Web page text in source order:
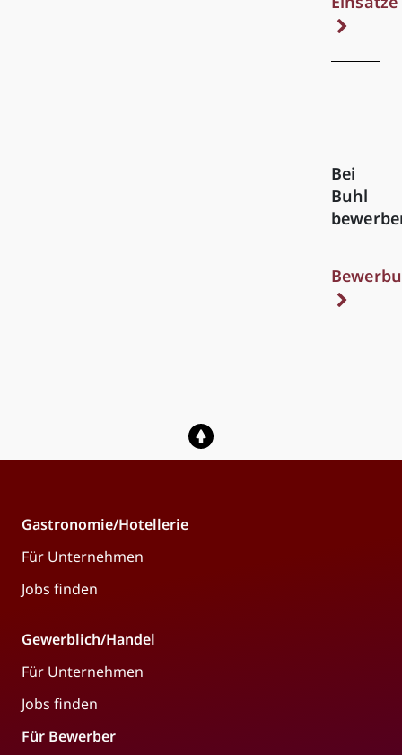
Bei
Buhl
Gastronomie/Hotellerie
Für Unternehmen
Jobs finden
Gewerblich/Handel
Für Unternehmen
Jobs finden
Für Bewerber